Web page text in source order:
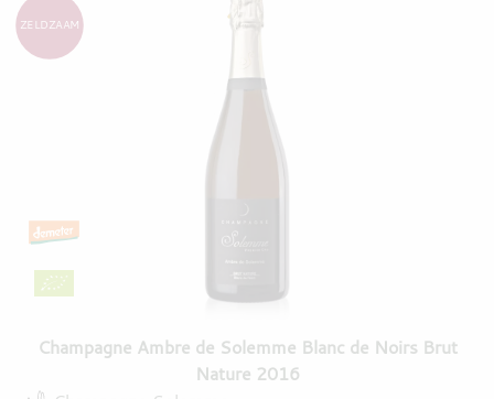
Champagne Ambre de Solemme Blanc de Noirs Brut
Nature 2016
ZELDZAAM